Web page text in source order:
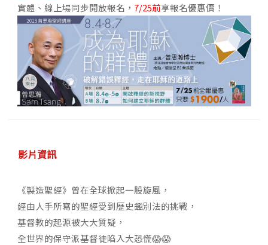
實體、線上場同步開放報名， 7/25前享報名優惠價！
影片資訊
《製造聖經》曾在全球掀起一股旋風，
經由人手所寫的聖經受到歷史鑑別法的挑戰，
基督教的起源被大大質疑，
全世界的保守派基督徒陷入大恐慌😱😱